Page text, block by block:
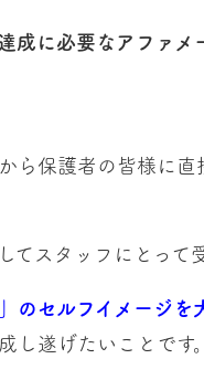
成に必要なアファメ
ら保護者の皆様に
てスタッフにとって
のセルフイメージ
し遂げたいことです。